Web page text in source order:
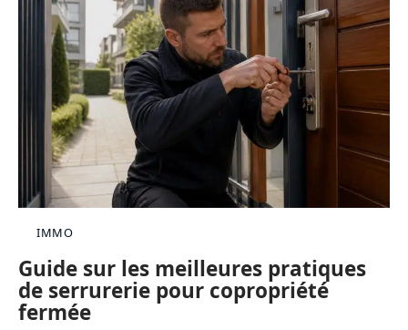
IMMO
Guide sur les meilleures pratiques
de serrurerie pour copropriété
fermée